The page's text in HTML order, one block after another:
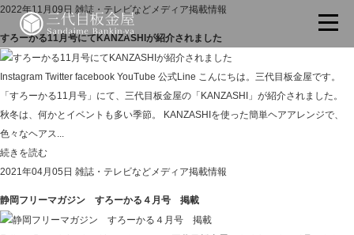
2022年11月09日 雑誌・テレビなどメディア掲載情報
すろーかる11月号にてKANZASHIが紹介されました
Instagram Twitter facebook YouTube 公式Line こんにちは。三代目板金屋です。
「すろーかる11月号」にて、三代目板金屋の「KANZASHI」が紹介されました。
秋冬は、何かとイベントも多い季節。 KANZASHIを使った簡単ヘアアレンジで、
色々なヘアス...
続きを読む
2021年04月05日 雑誌・テレビなどメディア掲載情報
静岡フリーマガジン すろーかる４月号 掲載